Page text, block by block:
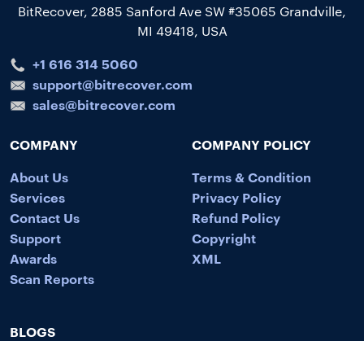
BitRecover, 2885 Sanford Ave SW #35065 Grandville,
MI 49418, USA
+1 616 314 5060
support@bitrecover.com
sales@bitrecover.com
COMPANY
About Us
Services
Contact Us
Support
Awards
Scan Reports
COMPANY POLICY
Terms & Condition
Privacy Policy
Refund Policy
Copyright
XML
BLOGS